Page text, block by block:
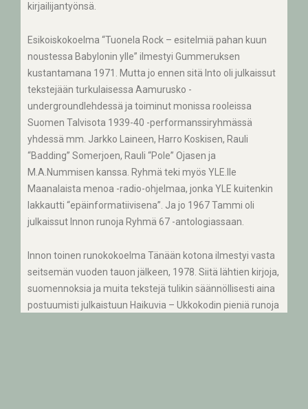
kirjailijantyönsä.
Esikoiskokoelma “Tuonela Rock – esitelmiä pahan kuun
noustessa Babylonin ylle” ilmestyi Gummeruksen
kustantamana 1971. Mutta jo ennen sitä Into oli julkaissut
tekstejään turkulaisessa Aamurusko -
undergroundlehdessä ja toiminut monissa rooleissa
Suomen Talvisota 1939-40 -performanssiryhmässä
yhdessä mm. Jarkko Laineen, Harro Koskisen, Rauli
“Badding” Somerjoen, Rauli “Pole” Ojasen ja
M.A.Nummisen kanssa. Ryhmä teki myös YLE.lle
Maanalaista menoa -radio-ohjelmaa, jonka YLE kuitenkin
lakkautti “epäinformatiivisena”. Ja jo 1967 Tammi oli
julkaissut Innon runoja Ryhmä 67 -antologiassaan.
Innon toinen runokokoelma Tänään kotona ilmestyi vasta
seitsemän vuoden tauon jälkeen, 1978. Siitä lähtien kirjoja,
suomennoksia ja muita tekstejä tulikin säännöllisesti aina
postuumisti julkaistuun Haikuvia – Ukkokodin pieniä runoja